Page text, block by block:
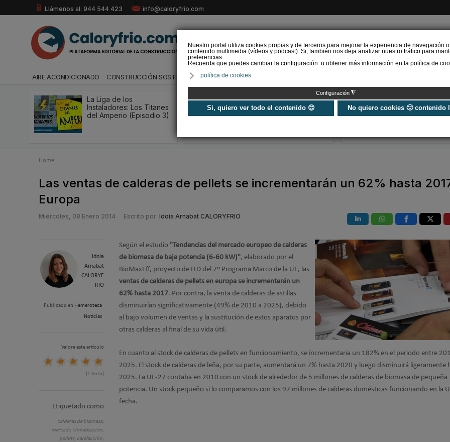
Nuestro portal utiliza cookies propias y de terceros para mejorar la experiencia de navegación
contenido multimedia (vídeos y podcast). Si, también nos deja analizar nuestro tráfico para
preferencias.
Recuerda que puedes cambiar la configuración u obtener más información en la política de
política de cookies.
Configuración ◮
Si, quiero ver todo el contenido 😊 No quiero cookies 🙁 contenido
Llámenos al: 944 544 423 info@caloryfrio.com
AIRE ACONDICIONADO CONSTRUCCIÓN SOSTENIBLE ENERGÍAS RENOVABLES
La Liga de los
Instaladores: Los Titanes
del Amperio (Episodio 3)
Universo Aniversario - Un
año, muchos momentos
Verifactu en
climatización:
exigir la ley a
Home
Las ventas de calderas de pellets se incrementarán un 62% hasta
Europa
Miércoles, 08 Enero 2014 Escrito por Idoia Arnabat CALORYFRIO
Idoia
Arnabat
CALORYF
RIO
Publicado en Hemeroteca
Noticias
Valora este artículo
(1 Voto)
Etiquetado como
calderas de biomasa,
mercado climatización,
pellets, calefacción,
Según el estudio "Tendencias del mercado europeo de calderas
de biomasa de baja potencia (6-60 kW)", elaborado por el
BioMaxEff, proyecto de I+D del 7º Programa Marco de la UE, las
ventas de calderas de pellets en europa se incrementarán un
62% hasta 2017. Por contra, la venta de calderas de astillas
disminuirían significativamente (49% de 2010 a 2025), debido
al bajo volumen de ventas y la sustitución de estos aparatos por
otras calderas al final de su vida útil.
En cuanto al stock de calderas de pellets en funcionamiento, se incrementaría un 182% en el periodo entre
2025. El stock de calderas de leña, por su parte, aumentará un 7% hasta 2020 y luego disminuirá ligeramente
2025. La UE-27 contaba en 2010 con un stock de alrededor de 5 millones de calderas de biomasa de pequeña
potencia. Un stock pequeño si lo comparamos con los 97 millones de calderas domésticas funcionando en la
fecha.